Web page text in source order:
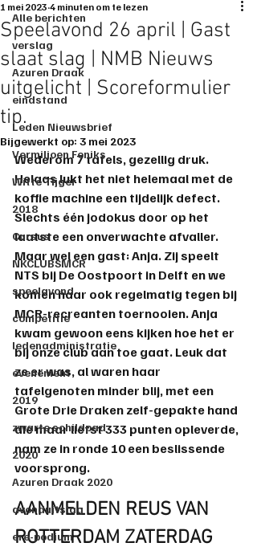
Alle berichten
verslag
Azuren Draak
eindstand
Leden Nieuwsbrief
Vermiljoen Feniks
Witte Tijger
2018
Cursus
NKCLUBSMCR
speelavond
competitie
ledenadministratie
evenement
2019
zwarte schildpad
2020
Azuren Draak 2020
avonduitslag
ere-podium
Speelavond 26 april | Gast
slaat slag | NMB Nieuws
uitgelicht | Scoreformulier
tip.
1 mei 2023 4 minuten om te lezen
Bijgewerkt op: 3 mei 2023
Wederom 7 tafels, gezellig druk.
Helaas lukt het niet helemaal met de
koffie machine een tijdelijk defect.
Slechts één jodokus door op het
laatste een onverwachte afvaller.
Maar wel een gast: Anja. Zij speelt
NTS bij De Oostpoort in Delft en we
komen haar ook regelmatig tegen bij
MCR-recreanten toernooien. Anja
kwam gewoon eens kijken hoe het er
bij onze club aan toe gaat. Leuk dat
ze er was, al waren haar
tafelgenoten minder blij, met een
Grote Drie Draken zelf-gepakte hand
die maar liefst 333 punten opleverde,
nam ze in ronde 10 een beslissende
voorsprong.
AANMELDEN REUS VAN
ROTTERDAM ZATERDAG